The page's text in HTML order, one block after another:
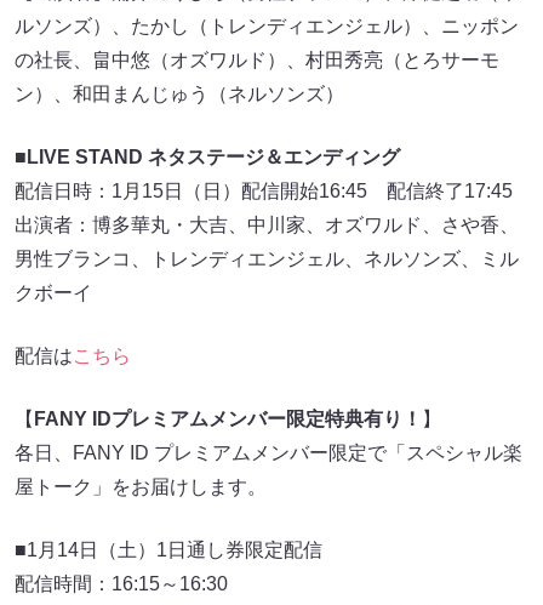
ルソンズ）、たかし（トレンディエンジェル）、ニッポン
の社長、畠中悠（オズワルド）、村田秀亮（とろサーモ
ン）、和田まんじゅう（ネルソンズ）
■LIVE STAND ネタステージ＆エンディング
配信日時：1月15日（日）配信開始16:45 配信終了17:45
出演者：博多華丸・大吉、中川家、オズワルド、さや香、
男性ブランコ、トレンディエンジェル、ネルソンズ、ミル
クボーイ
配信はこちら
【 FANY IDプレミアムメンバー限定特典有り！ 】
各日、FANY ID プレミアムメンバー限定で「スペシャル楽
屋トーク」をお届けします。
■1月14日（土）1日通し券限定配信
配信時間：16:15～16:30